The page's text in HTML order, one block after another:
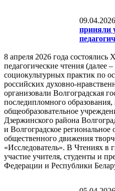
09.04.2026
приняли
8 апреля 2026 года
педагогические чтения (далее
социокультурных практик по
российских духовно-
организовали Волгоградская
последипломного
общеобразовательное
Дзержинского района
и Волгоградское
общественного движения
«Исследователь». В Чтениях в
участие учителя, студенты и
Федерации и Республики